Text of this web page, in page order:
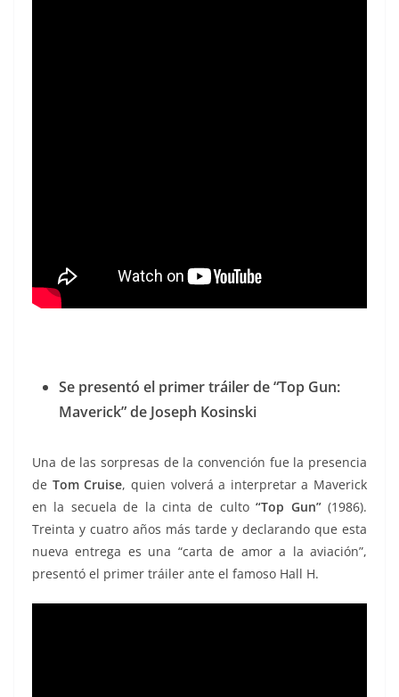
Se presentó el primer tráiler de “Top Gun:
Maverick” de Joseph Kosinski
Una de las sorpresas de la convención fue la presencia
de Tom Cruise, quien volverá a interpretar a Maverick
en la secuela de la cinta de culto“Top Gun”(1986).
Treinta y cuatro años más tarde y declarando que esta
nueva entrega es una “carta de amor a la aviación”,
presentó el primer tráiler ante el famoso Hall H.